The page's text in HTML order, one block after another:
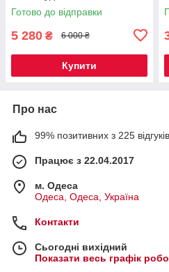
драбина для квартири
Готово до відправки
5 280 ₴ 6 000 ₴
Купити
Про нас
99% позитивних з 225
Працює з 22.04.2017
м. Одеса
Одеса, Одеса, Україна
Контакти
Сьогодні вихідний
Показати весь графік